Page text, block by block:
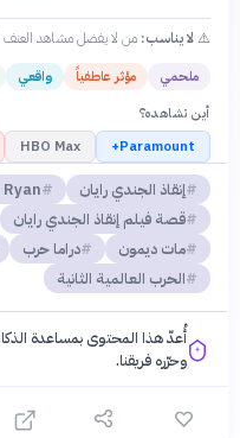
⚠️لا يناسب: من لا يفضل مشاهد العنف
ملحمي مؤثر عاطفياً واقعي
أين تشاهده؟
Paramount+
HBO Max
إنقاذ الجندي رايان
قصة فيلم إنقاذ الجندي رايان
مات ديمون
دراما حرب
الحرب العالمية الثانية
أُعدّ هذا المحتوى بمساعدة
وحرّره فريقنا.